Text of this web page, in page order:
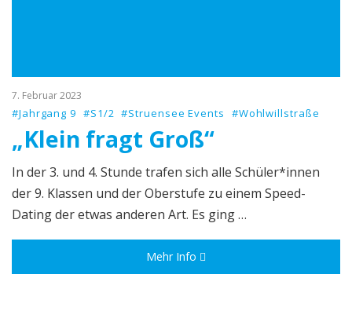
7. Februar 2023
#Jahrgang 9 #S1/2 #Struensee Events #Wohlwillstraße
„Klein fragt Groß“
In der 3. und 4. Stunde trafen sich alle Schüler*innen
der 9. Klassen und der Oberstufe zu einem Speed-
Dating der etwas anderen Art. Es ging …
Mehr Info